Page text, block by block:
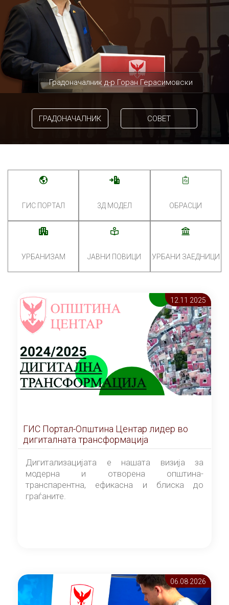
Градоначалник д-р Горан Герасимовски
ГРАДОНАЧАЛНИК СОВЕТ
ГИС ПОРТАЛ 3Д МОДЕЛ ОБРАСЦИ
УРБАНИЗАМ ЈАВНИ ПОВИЦИ УРБАНИ ЗАЕДНИЦИ
12.11 2025
ГИС Портал-Општина Центар лидер во
дигиталната трансформација
Дигитализацијата е нашата визија за
модерна и отворена општина-
транспарентна, ефикасна и блиска до
граѓаните.
06.08 2026